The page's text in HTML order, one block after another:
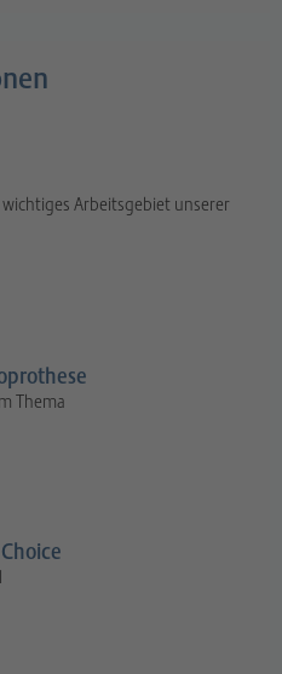
Arbeitsgebiet unserer
Thema